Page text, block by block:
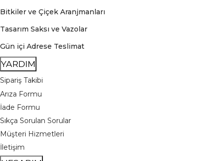
Bitkiler ve Çiçek Aranjmanları
Tasarım Saksı ve Vazolar
Gün içi Adrese Teslimat
YARDIM
Sipariş Takibi
Arıza Formu
İade Formu
Sıkça Sorulan Sorular
Müşteri Hizmetleri
İletişim